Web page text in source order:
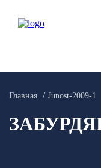
Главная Junost-2009-1